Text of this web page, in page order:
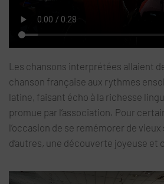
Les chansons interprétées allaient
chanson française aux rythmes
latine, faisant écho à la richesse
promue par l’association. Pour
l’occasion de se remémorer de
d’autres, une découverte joyeuse et